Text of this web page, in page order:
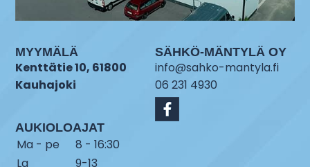
MYYMÄLÄ
Kenttätie 10, 61800
Kauhajoki
AUKIOLOAJAT
Ma - pe
8 - 16:30
La
9-13
SÄHKÖ-MÄNTYLÄ OY
info@sahko-mantyla.fi
06 231 4930